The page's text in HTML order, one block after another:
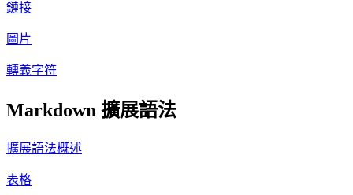
鏈接
圖片
轉義字符
Markdown 擴展語法
擴展語法概述
表格